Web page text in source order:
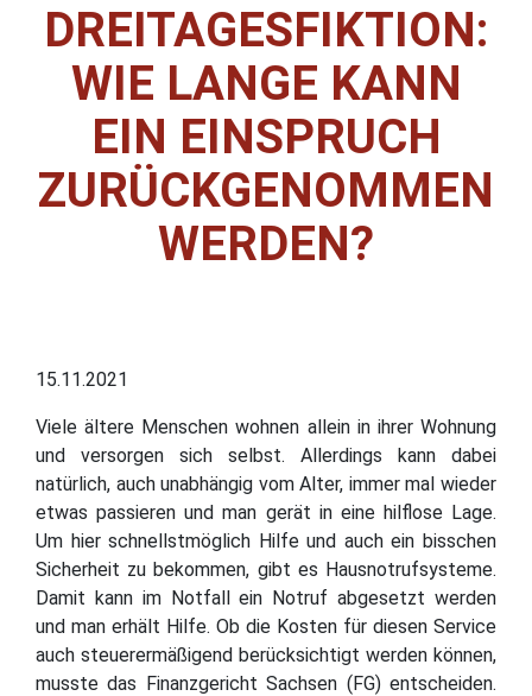
DREITAGESFIKTION:
WIE LANGE KANN
EIN EINSPRUCH
ZURÜCKGENOMMEN
WERDEN?
15.11.2021
Viele ältere Menschen wohnen allein in ihrer Wohnung
und versorgen sich selbst. Allerdings kann dabei
natürlich, auch unabhängig vom Alter, immer mal wieder
etwas passieren und man gerät in eine hilflose Lage.
Um hier schnellstmöglich Hilfe und auch ein bisschen
Sicherheit zu bekommen, gibt es Hausnotrufsysteme.
Damit kann im Notfall ein Notruf abgesetzt werden
und man erhält Hilfe. Ob die Kosten für diesen Service
auch steuerermäßigend berücksichtigt werden können,
musste das Finanzgericht Sachsen (FG) entscheiden.